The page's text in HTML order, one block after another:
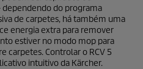
dependendo do programa
de carpetes, há também uma
energia extra para remover
estiver no modo mop para
carpetes. Controlar o RCV 5
intuitivo da Kärcher.